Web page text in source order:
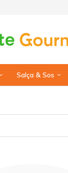
Salça & Sos